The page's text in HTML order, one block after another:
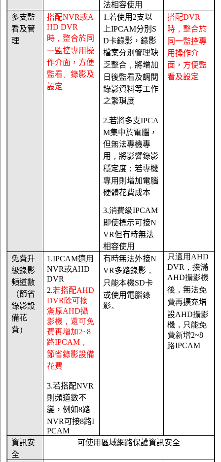
法相容使用
多支監
看及管
理
搭配NVR或A
HD DVR
時 ，整合於同
一監控專用操
作介面，方便
監看 、錄影及
設定
1.若使用 2支以
上IPCAM分別 S
D卡錄影，錄影
檔案分別管理缺
乏整合 ，將增加
日後監看及調閱
錄影資料等工作
之繁瑣度
2.若將多支IPCA
M集中於電腦，
但無法專機專
用 ，將影響錄影
穩定度 ；若專機
專用則增加電腦
硬體花費成本
3.消費級IPCAM
即使標示可接N
VR但有時無法
相容使用
搭配DVR
時 ，整合於
同一監控專
用操作介
面，方便監
看及設定
免費升
級錄影
頻道數
（節省
錄影設
備花
費）
1.IPCAM適用
NVR或AHD
DVR
2.若搭配AHD
DVR 除可接
滿原AHD攝
影機，還可免
費再增加2~8
路IPCAM ，
節省錄影設備
花費
3.若搭配NVR
則頻道數不
變，例如8路
NVR可接8路I
PCAM
有時無法外接N
VR多路錄影 ，
只能本機SD卡
或使用電腦錄
影。
只適用 AHD
DVR ，接滿
AHD攝影機
後，無法免
費再擴充增
設AHD攝影
機，只能免
費新增2~8
路IPCAM
資訊安
全
可使用區域網路保護資訊安全